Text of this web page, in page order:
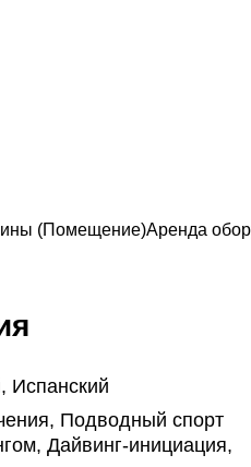
(Помещение)Аренда
Испанский
Подводный спорт
Дайвинг-инициация,